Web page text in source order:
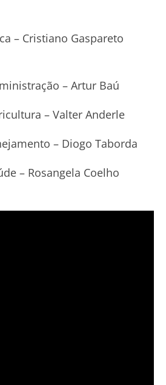
– Cristiano Gaspareto
– Artur Baú
– Valter Anderle
– Diogo Taborda
– Rosangela Coelho